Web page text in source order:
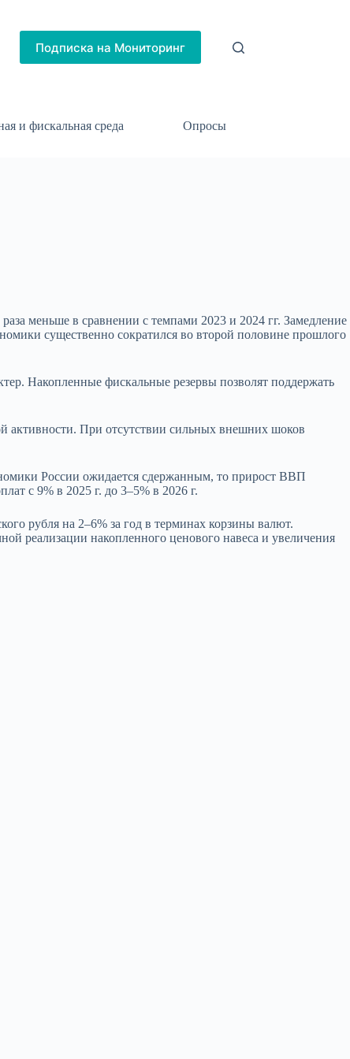
Подписка на Мониторинг
и фискальная среда Опросы
меньше в сравнении с темпами 2023 и 2024 гг. Замедление
существенно сократился во второй половине прошлого
Накопленные фискальные резервы позволят поддержать
активности. При отсутствии сильных внешних шоков
России ожидается сдержанным, то прирост ВВП
с 9% в 2025 г. до 3–5% в 2026 г.
рубля на 2–6% за год в терминах корзины валют.
реализации накопленного ценового навеса и увеличения